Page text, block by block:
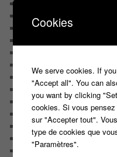
La chroniquette du Matin
Le Candidat Masqué
Les articles de Lora
Les derniers castings
Les derniers Jeux
Les indiscrétions de la
Les infos du net
LES INTRIGUES DE
Les pages du blog
Cookies
We serve cookies. If
"Accept all". You can
you want by clicking
cookies. Si vous
sur "Accepter tout".
type de cookies que
"Paramètres".